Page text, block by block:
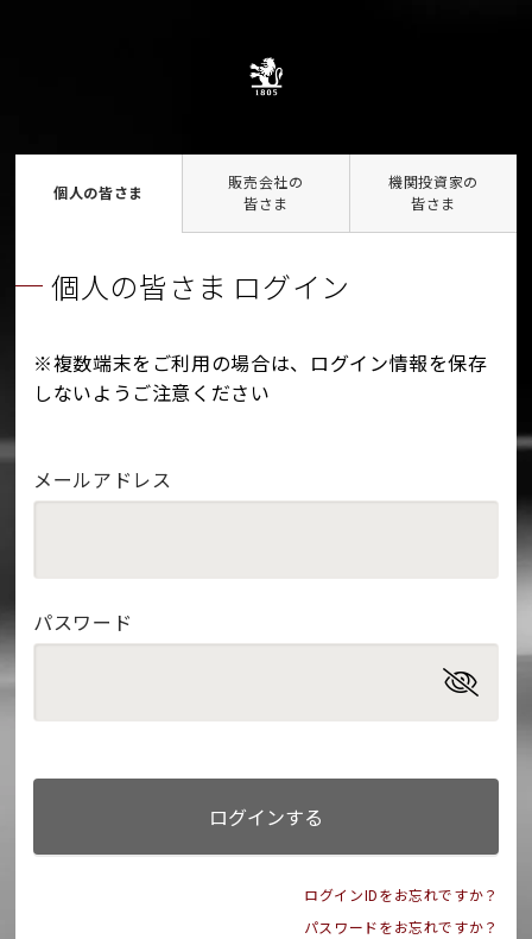
個人の皆さま
販売会社の
皆さま
機関投資家の
皆さま
個人の皆さま ログイン
※複数端末をご利用の場合は、ログイン情報を保存
しないようご注意ください
メールアドレス
パスワード
ログインする
ログインIDをお忘れですか？
パスワードをお忘れですか？